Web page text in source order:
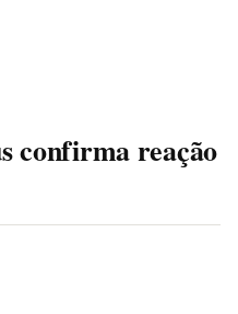
confirma reação